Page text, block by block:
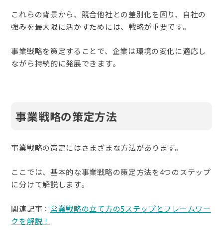
これらの背景から、競合他社との差別化を図り、自社の
強みを最大限に活かすためには、戦略が重要です。
事業戦略を策定することで、企業は環境の変化に適応し
ながら持続的に発展できます。
事業戦略の策定方法
​事業戦略の策定にはさまざまな方法があります。
ここでは、基本的な事業戦略の策定方法を4つのステップ
に分けて解説します。
関連記事： 営業戦略の立て方の5ステップとフレームワー
クを解説！